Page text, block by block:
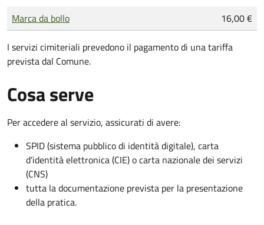
Tipo di pagamento
Importo
Marca da bollo 16,00 €
I servizi cimiteriali prevedono il pagamento di una tariffa
prevista dal Comune.
Cosa serve
Per accedere al servizio, assicurati di avere:
SPID (sistema pubblico di identità digitale), carta
d’identità elettronica (CIE) o carta nazionale dei servizi
(CNS)
tutta la documentazione prevista per la presentazione
della pratica.